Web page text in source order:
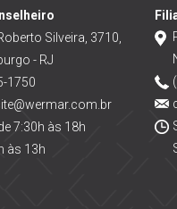
Silveira, 3710,
- RJ
1750
7:30h às 18h
às 13h